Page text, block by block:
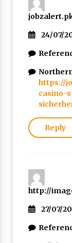
24/07/
https://
casino-
Reply
http://
27/07/